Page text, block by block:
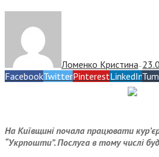
Ломенко Кристина—
FacebookTwitterPinterestLinkedIn
На Київщині почала працювати
“Укрпошти”. Послуга в тому числі